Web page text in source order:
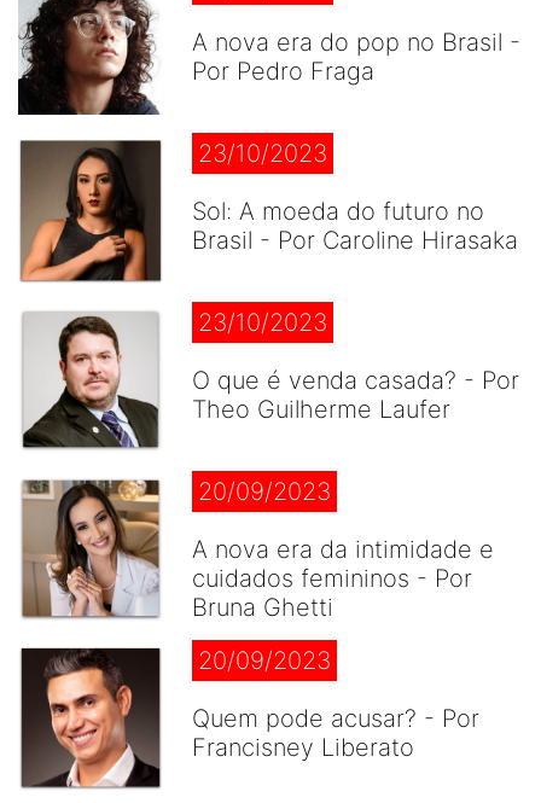
A nova era do pop no Brasil -
Por Pedro Fraga
23/10/2023
Sol: A moeda do futuro no
Brasil - Por Caroline Hirasaka
23/10/2023
O que é venda casada? - Por
Theo Guilherme Laufer
20/09/2023
A nova era da intimidade e
cuidados femininos - Por
Bruna Ghetti
20/09/2023
Quem pode acusar? - Por
Francisney Liberato